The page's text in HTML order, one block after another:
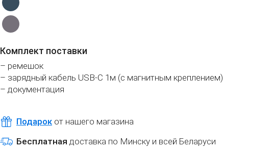
Комплект поставки
– ремешок
– зарядный кабель USB-C 1м (с магнитным креплением)
– документация
Подарок от нашего магазина
Бесплатная доставка по Минску и всей Беларуси